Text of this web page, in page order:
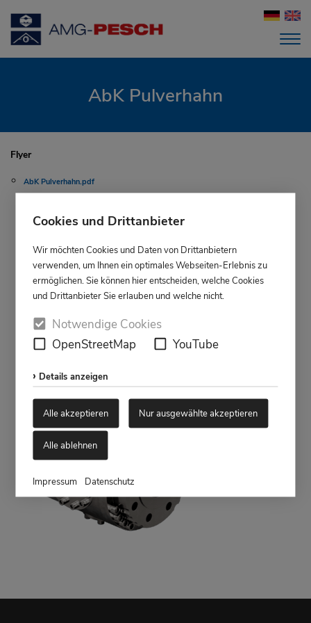
Cookies und Drittanbieter
Wir möchten Cookies und Daten von Drittanbietern
verwenden, um Ihnen ein optimales Webseiten-Erlebnis zu
ermöglichen. Sie können hier entscheiden, welche Cookies
und Drittanbieter Sie erlauben und welche nicht.
Notwendige Cookies
OpenStreetMap
YouTube
Details anzeigen
Alle akzeptieren Nur ausgewählte akzeptieren
Alle ablehnen
Impressum Datenschutz
AbK Pulverhahn
Flyer
AbK Pulverhahn.pdf